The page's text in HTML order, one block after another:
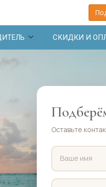
СКИДКИ И
Оставьте